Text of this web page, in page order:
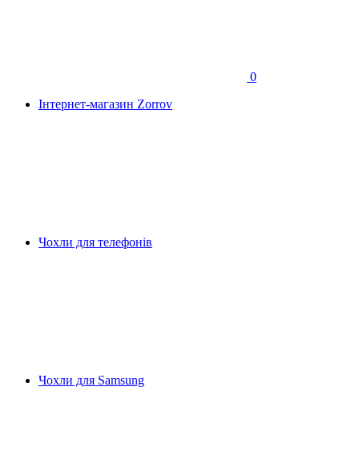
0
Інтернет-магазин Zorrov
Чохли для телефонів
Чохли для Samsung